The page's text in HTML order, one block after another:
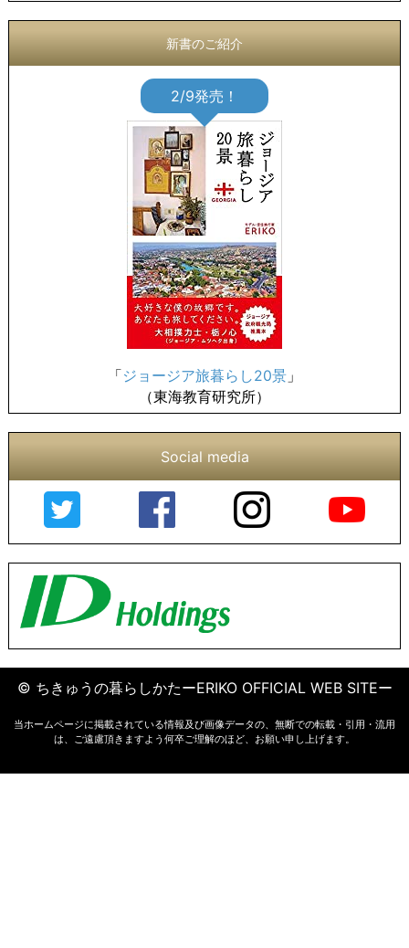
新書のご紹介
2/9発売！
「 ジョージア旅暮らし20景 」
（東海教育研究所）
Social media
© ちきゅうの暮らしかたーERIKO OFFICIAL WEB SITEー
当ホームページに掲載されている情報及び画像データの、無断での転載・引用・流用
は、ご遠慮頂きますよう何卒ご理解のほど、お願い申し上げます。